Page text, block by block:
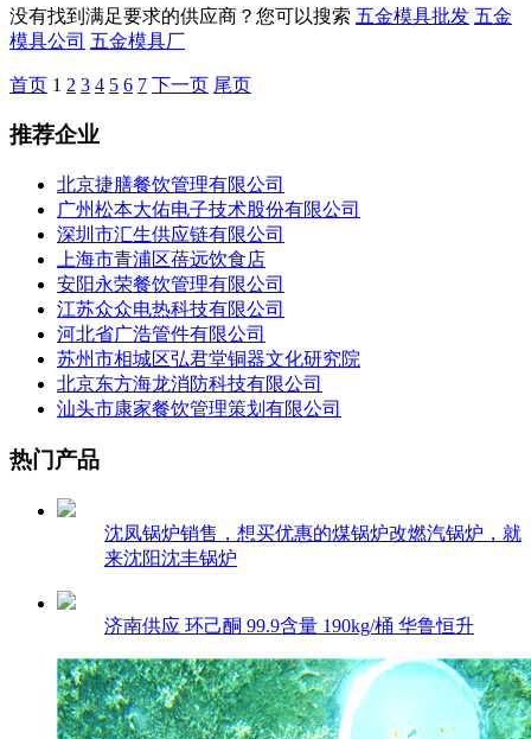
没有找到满足要求的供应商？您可以搜索 五金模具批发 五金
模具公司 五金模具厂
首页 1 2 3 4 5 6 7 下一页 尾页
推荐企业
北京捷膳餐饮管理有限公司
广州松本大佑电子技术股份有限公司
深圳市汇生供应链有限公司
上海市青浦区蓓远饮食店
安阳永荣餐饮管理有限公司
江苏众众电热科技有限公司
河北省广浩管件有限公司
苏州市相城区弘君堂铜器文化研究院
北京东方海龙消防科技有限公司
汕头市康家餐饮管理策划有限公司
热门产品
沈凤锅炉销售，想买优惠的煤锅炉改燃汽锅炉，就
来沈阳沈丰锅炉
济南供应 环己酮 99.9含量 190kg/桶 华鲁恒升